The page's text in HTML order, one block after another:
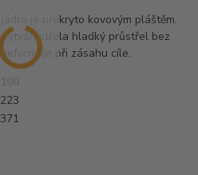
je překryto kovovým pláštěm.
střela hladký průstřel bez
při zásahu cíle.
223
371